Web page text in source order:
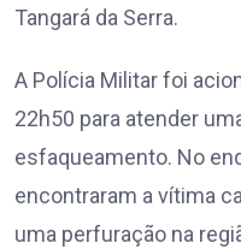
Tangará da Serra.
A Polícia Militar foi
22h50 para atender
esfaqueamento. No
encontraram a vítima
uma perfuração na